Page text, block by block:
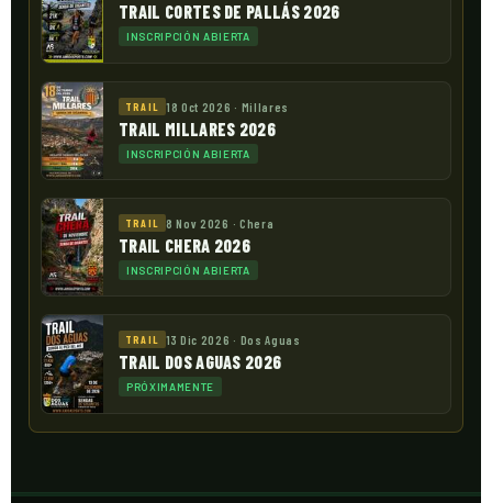
TRAIL CORTES DE PALLÁS 2026
INSCRIPCIÓN ABIERTA
TRAIL 18 Oct 2026 · Millares
TRAIL MILLARES 2026
INSCRIPCIÓN ABIERTA
TRAIL 8 Nov 2026 · Chera
TRAIL CHERA 2026
INSCRIPCIÓN ABIERTA
TRAIL 13 Dic 2026 · Dos Aguas
TRAIL DOS AGUAS 2026
PRÓXIMAMENTE